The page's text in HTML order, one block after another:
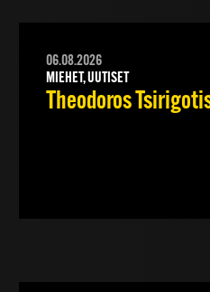
06.08.2026
MIEHET, UUTISET
Theodoros